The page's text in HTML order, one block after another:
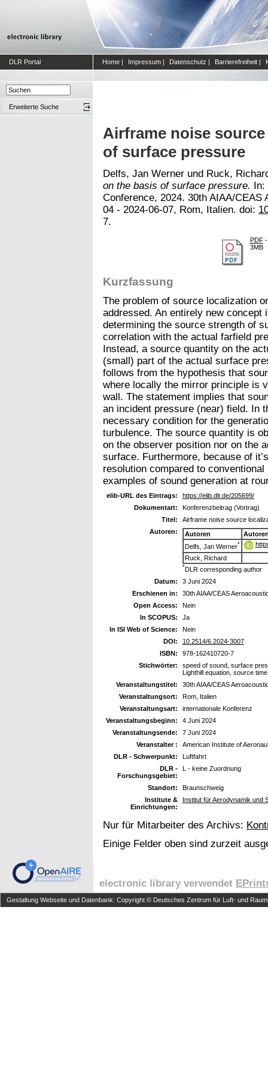
DLR Portal Home | Impressum | Datenschutz | Barrierefreiheit |
Erweiterte Suche
Airframe noise
of surface pressure
Delfs, Jan Werner und Ruck,
on the basis of surface pressure. In:
Conference, 2024. 30th AIAA/
04 - 2024-06-07, Rom, Italien. doi:
7.
PDF-
3MB
Kurzfassung
The problem of source localization
addressed. An entirely new
determining the source strength of
correlation with the actual farfield
Instead, a source quantity on the
(small) part of the actual surface
follows from the hypothesis that
where locally the mirror principle is
wall. The statement implies that
an incident pressure (near) field. In
necessary condition for the
turbulence. The source quantity is
on the observer position nor on the
surface. Furthermore, because of
resolution compared to
examples of sound generation at
elib-URL des Eintrags:
https://elib.dlr.de/205699/
Dokumentart:
Konferenzbeitrag (Vortrag)
Titel:
Airframe noise source
Autoren:
Autoren
Delfs, Jan Werner*
Ruck, Richard
*DLR corresponding author
Datum:
3 Juni 2024
Erschienen in:
30th AIAA/CEAS
Open Access:
Nein
In SCOPUS:
Ja
In ISI Web of Science:
Nein
DOI:
10.2514/6.2024-3007
ISBN:
978-162410720-7
Stichwörter:
speed of sound, surface
Lighthill equation, source
Veranstaltungstitel:
30th AIAA/CEAS
Veranstaltungsort:
Rom, Italien
Veranstaltungsart:
internationale Konferenz
Veranstaltungsbeginn:
4 Juni 2024
Veranstaltungsende:
7 Juni 2024
Veranstalter :
American Institute of
DLR - Schwerpunkt:
Luftfahrt
DLR -
Forschungsgebiet:
L - keine Zuordnung
Standort:
Braunschweig
Institute &
Einrichtungen:
Institut für Aerodynamik und
Nur für Mitarbeiter des Archivs:
Einige Felder oben sind zurzeit
electronic library verwendet
Gestaltung Webseite und Datenbank: Copyright © Deutsches Zentrum für Luft- und